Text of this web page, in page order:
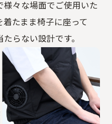
様々な場面でご使用いた
たまま椅子に座って
らない設計です。